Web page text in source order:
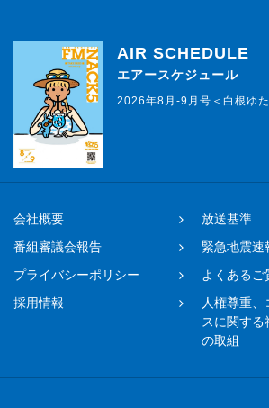
AIR SCHEDULE
エアースケジュール
2026年8月-9月号＜白根ゆた
会社概要
放送基準
番組審議会報告
緊急地震速
プライバシーポリシー
よくあるご
採用情報
人権尊重
スに関する
の取組